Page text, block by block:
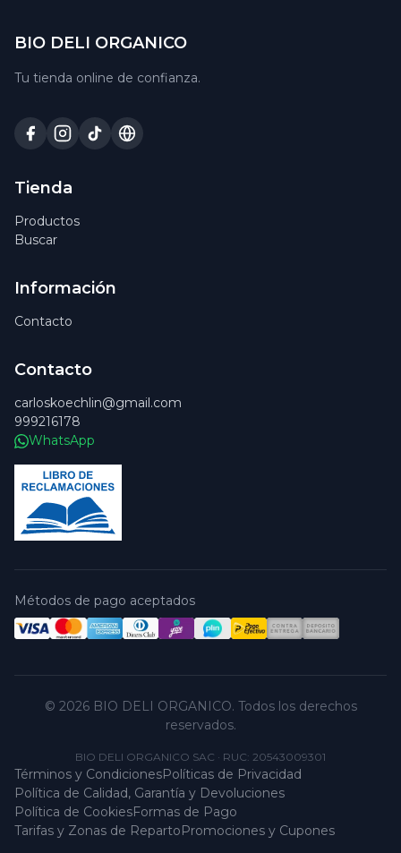
BIO DELI ORGANICO
Tu tienda online de confianza.
Tienda
Productos
Buscar
Información
Contacto
Contacto
carloskoechlin@gmail.com
999216178
WhatsApp
Métodos de pago aceptados
© 2026 BIO DELI ORGANICO. Todos los derechos
reservados.
BIO DELI ORGANICO SAC · RUC: 20543009301
Términos y CondicionesPolíticas de Privacidad
Política de Calidad, Garantía y Devoluciones
Política de CookiesFormas de Pago
Tarifas y Zonas de RepartoPromociones y Cupones